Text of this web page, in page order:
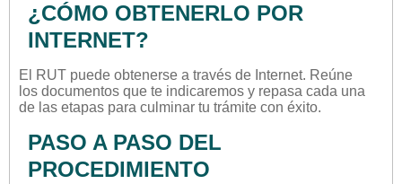
¿CÓMO OBTENERLO POR
INTERNET?
El RUT puede obtenerse a través de Internet. Reúne
los documentos que te indicaremos y repasa cada una
de las etapas para culminar tu trámite con éxito.
PASO A PASO DEL
PROCEDIMIENTO